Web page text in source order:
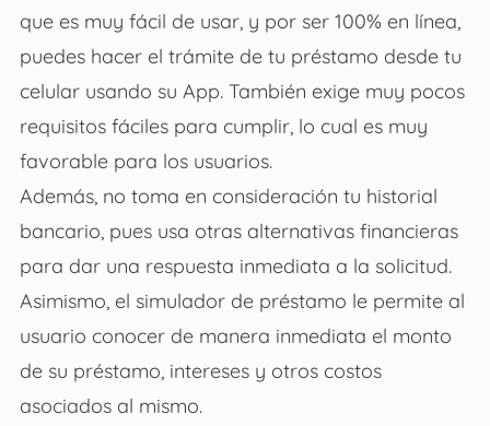
que es muy fácil de usar, y por ser 100% en línea,
puedes hacer el trámite de tu préstamo desde tu
celular usando su App. También exige muy pocos
requisitos fáciles para cumplir, lo cual es muy
favorable para los usuarios.
Además, no toma en consideración tu historial
bancario, pues usa otras alternativas financieras
para dar una respuesta inmediata a la solicitud.
Asimismo, el simulador de préstamo le permite al
usuario conocer de manera inmediata el monto
de su préstamo, intereses y otros costos
asociados al mismo.